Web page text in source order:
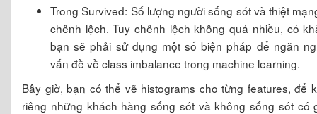
Trong Survived: Số lượng người sống sót và thiệt
chênh lệch. Tuy chênh lệch không quá nhiều, có
bạn sẽ phải sử dụng một số biện pháp để ngăn
vấn đề về class imbalance trong machine learning.
Bây giờ, bạn có thể vẽ histograms cho từng features, để
riêng những khách hàng sống sót và không sống sót có